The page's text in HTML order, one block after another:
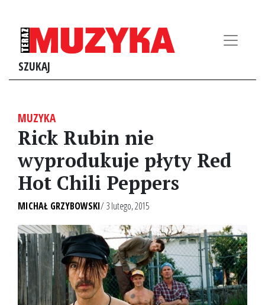
SZUKAJ
MUZYKA
Rick Rubin nie
wyprodukuje płyty Red
Hot Chili Peppers
MICHAŁ GRZYBOWSKI/ 3 lutego, 2015